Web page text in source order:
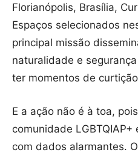
Florianópolis, Brasília,
Espaços selecionados
principal missão
naturalidade e
ter momentos de
E a ação não é à toa,
comunidade
com dados alarmantes.